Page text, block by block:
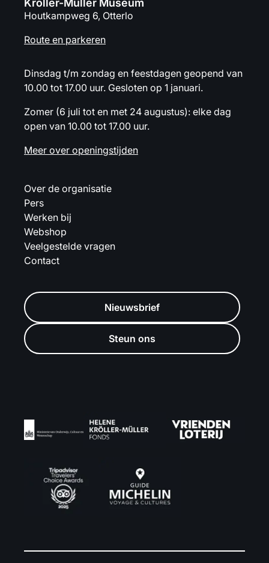
Kröller-Müller Museum
Houtkampweg 6, Otterlo
Route en parkeren
Dinsdag t/m zondag en feestdagen geopend van
10.00 tot 17.00 uur. Gesloten op 1 januari.
Zomer (6 juli tot en met 24 augustus): elke dag
open van 10.00 tot 17.00 uur.
Meer over openingstijden
Over de organisatie
Pers
Werken bij
Webshop
Veelgestelde vragen
Contact
Nieuwsbrief
Steun ons